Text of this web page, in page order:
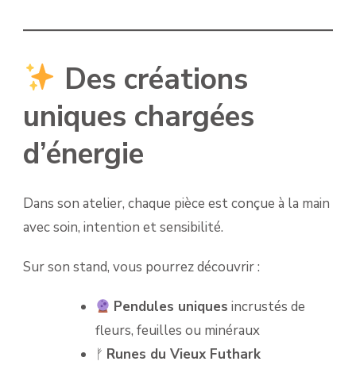
Des créations
uniques chargées
d’énergie
Dans son atelier, chaque pièce est conçue à la main
avec soin, intention et sensibilité.
Sur son stand, vous pourrez découvrir :
Pendules uniques incrustés de
fleurs, feuilles ou minéraux
ᚠ Runes du Vieux Futhark